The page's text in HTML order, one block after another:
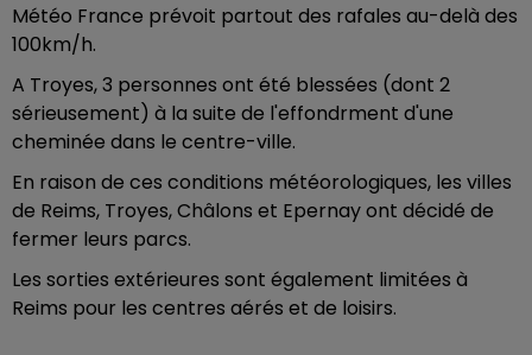
Météo France prévoit partout des rafales au-delà des
100km/h.
A Troyes, 3 personnes ont été blessées (dont 2
sérieusement) à la suite de l'effondrment d'une
cheminée dans le centre-ville.
En raison de ces conditions météorologiques, les villes
de Reims, Troyes, Châlons et Epernay ont décidé de
fermer leurs parcs.
Les sorties extérieures sont également limitées à
Reims pour les centres aérés et de loisirs.